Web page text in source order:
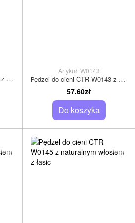
Рędzel do cieni CTR W0141 z naturalnym włosiem z łasic
Artykuł: W0143
Рędzel do cieni CTR W0143 z naturalnym włosiem z łasic
57.60zł
Do koszyka